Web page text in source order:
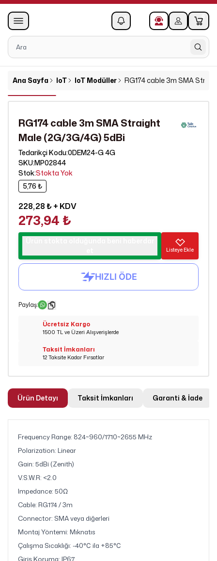
0
Ana Sayfa IoT IoT Modüller RG174 cable 3m SMA
RG174 cable 3m SMA Straight
Male (2G/3G/4G) 5dBi
Tedarikçi Kodu:0DEM24-G 4G
SKU:MP02844
Stok:Stokta Yok
5,76 ₺
228,28 ₺+ KDV
273,94 ₺
Listeye Ekle
Paylaş:
Ücretsiz Kargo
1500 TL ve Üzeri Alışverişlerde
Taksit İmkanları
12 Taksite Kadar Fırsatlar
Ürün Detayı Taksit İmkanları Garanti & İade
Frequency Range: 824~960/1710~2655 MHz
Polarization: Linear
Gain: 5dBi (Zenith)
V.S.W.R: <2.0
Impedance: 50Ω
Cable: RG174 / 3m
Connector: SMA veya diğerleri
Montaj Yöntemi: Mıknatıs
Çalışma Sıcaklığı: -40℃ ila +85℃
Giriş Koruma: IP67